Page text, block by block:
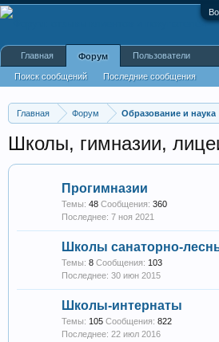
Главная Форум Образование и наука
Школы, гимназии,
Прогимназии
Темы: 48 Сообщения: 360
7 ноя 2021
Школы санаторно-
Темы: 8 Сообщения: 103
30 июн 2015
Школы-интернаты
Темы: 105 Сообщения: 822
22 июл 2016
Главная Форум
Поиск сообщений Последние сообщения
Пользователи